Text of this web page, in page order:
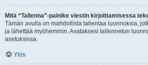
Mitä “Tallenna”-painike viestin kirjoittamisessa
Tämän avulla on mahdollista tallentaa luonnoksia,
ja lähettää myöhemmin. Avataksesi tallennetun
asetuksissa.
Ylös